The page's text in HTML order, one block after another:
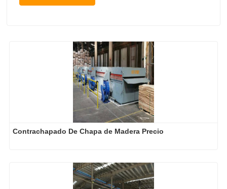
Contrachapado De Chapa de Madera Precio